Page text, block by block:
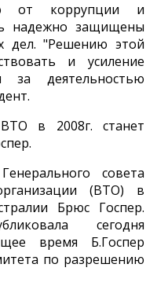
от коррупции и
надежно защищены
дел. "Решению этой
и усиление
за деятельностью
в 2008г. станет
совета
(ВТО) в
Брюс Госпер.
сегодня
время Б.Госпер
по разрешению